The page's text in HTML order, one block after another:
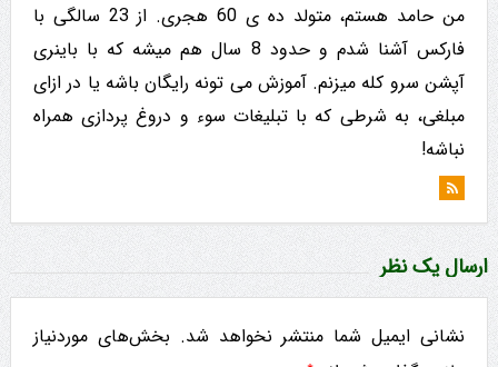
من حامد هستم، متولد ده ی 60 هجری. از 23 سالگی با
فارکس آشنا شدم و حدود 8 سال هم میشه که با باینری
آپشن سرو کله میزنم. آموزش می تونه رایگان باشه یا در ازای
مبلغی، به شرطی که با تبلیغات سوء و دروغ پردازی همراه
نباشه!
ارسال یک نظر
نشانی ایمیل شما منتشر نخواهد شد. بخش‌های موردنیاز